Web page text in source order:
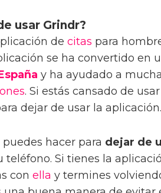
usar Grindr?
de citas para
se ha convertido en
y ha ayudado a
. Si estás cansado de
dejar de usar la aplicación.
hacer para dejar de
teléfono. Si tienes la
con ella y termines